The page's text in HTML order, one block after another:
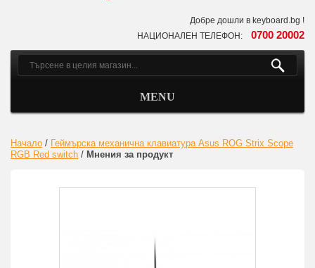
Добре дошли в keyboard.bg !
НАЦИОНАЛЕН ТЕЛЕФОН: 0700 20002
MENU
Начало / Геймърска механична клавиатура Asus ROG Strix Scope
RGB Red switch / Мнения за продукт